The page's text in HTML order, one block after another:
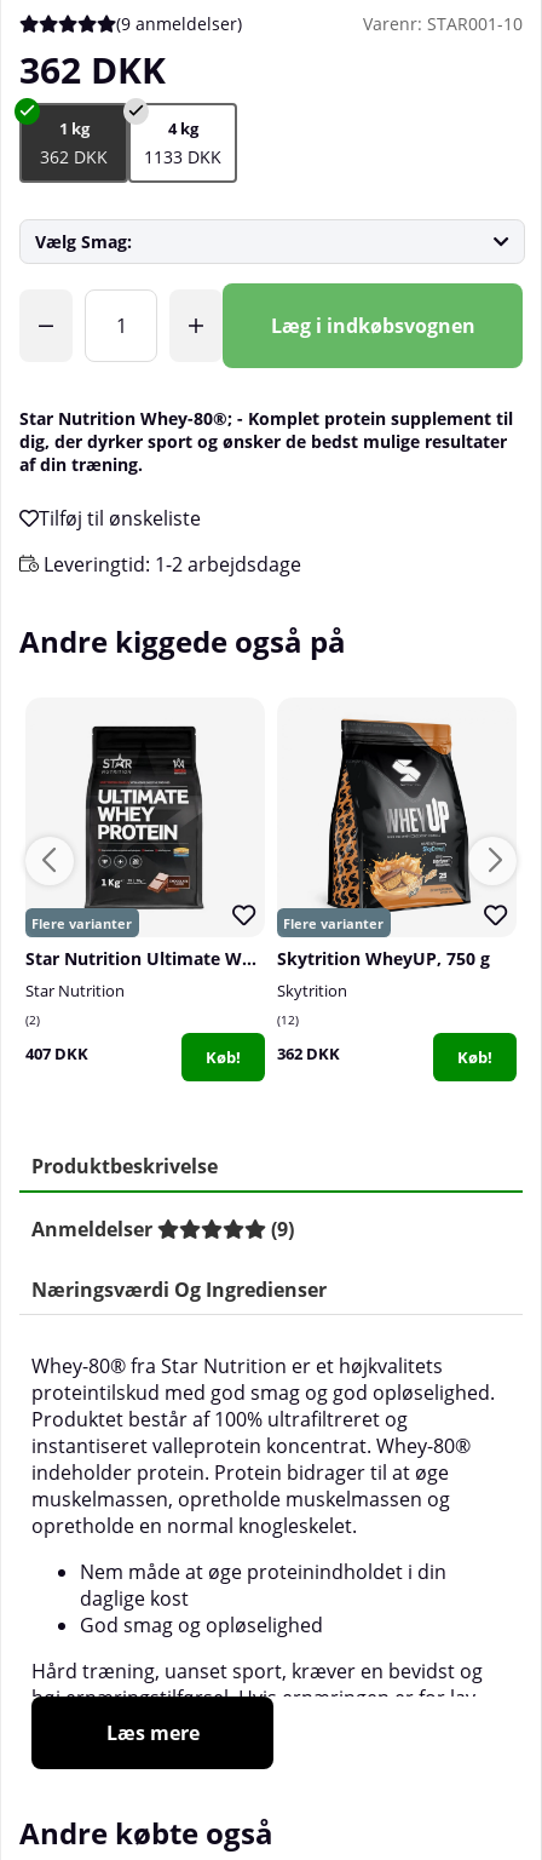
Gennemsnitlig vurdering 5 ud af 5 Antal vurderinger 9
(9 anmeldelser) Varenr: STAR001-10
362 DKK
1 kg
362 DKK
4 kg
1133 DKK
Vælg Smag:
Læg i indkøbsvognen
Star Nutrition Whey-80®; - Komplet protein supplement til
dig, der dyrker sport og ønsker de bedst mulige resultater
af din træning.
Leveringtid: 1-2 arbejdsdage
Andre kiggede også på
Star Nutrition Ultimate Whey Protein, 1 kg
Star Nutrition
2
407 DKK Køb!
Skytrition WheyUP, 750 g
Skytrition
12
362 DKK Køb!
Produktbeskrivelse
Anmeldelser (9)
Næringsværdi Og Ingredienser
Whey-80® fra Star Nutrition er et højkvalitets
proteintilskud med god smag og god opløselighed.
Produktet består af 100% ultrafiltreret og
instantiseret valleprotein koncentrat. Whey-80®
indeholder protein. Protein bidrager til at øge
muskelmassen, opretholde muskelmassen og
opretholde en normal knogleskelet.
Nem måde at øge proteinindholdet i din
daglige kost
God smag og opløselighed
Hård træning, uanset sport, kræver en bevidst og
høj ernæringstilførsel. Hvis ernæringen er for lav,
begynder kroppen at nedbryde muskelmassen i
vigtigt at opretholde på et højt niveau for en aktiv
ansvarlige for at opbygge musklerne og støtte
Læs mere
Andre købte også